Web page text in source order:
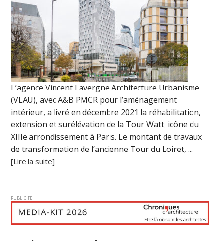
L’agence Vincent Lavergne Architecture Urbanisme
(VLAU), avec A&B PMCR pour l’aménagement
intérieur, a livré en décembre 2021 la réhabilitation,
extension et surélévation de la Tour Watt, icône du
XIIIe arrondissement à Paris. Le montant de travaux
de transformation de l’ancienne Tour du Loiret, ...
[Lire la suite]
PUBLICITE